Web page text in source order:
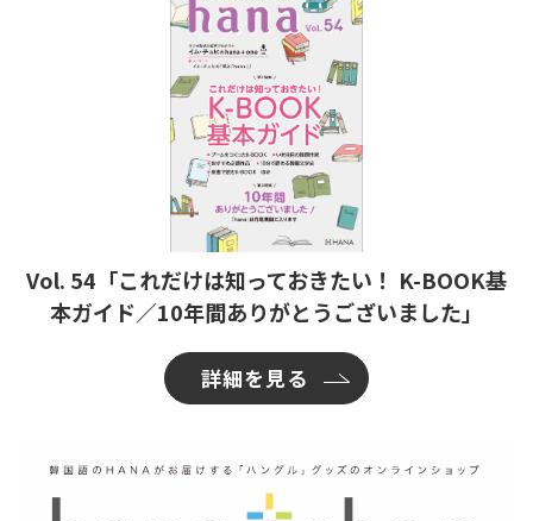
Vol. 54「これだけは知っておきたい！ K-BOOK基
本ガイド／10年間ありがとうございました」
詳細を見る